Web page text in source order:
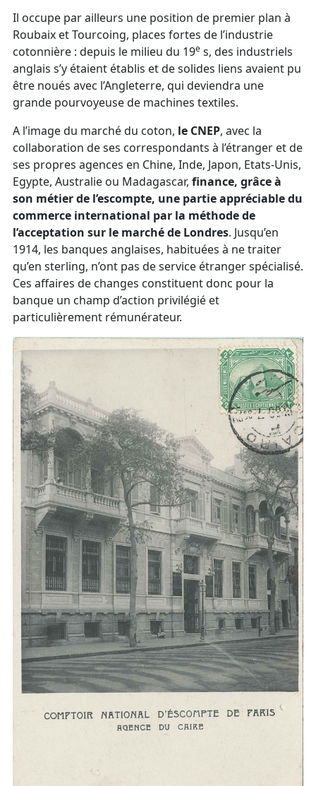
Il occupe par ailleurs une position de premier plan à
Roubaix et Tourcoing, places fortes de l’industrie
cotonnière : depuis le milieu du 19e s, des industriels
anglais s’y étaient établis et de solides liens avaient pu
être noués avec l’Angleterre, qui deviendra une
grande pourvoyeuse de machines textiles.
A l’image du marché du coton, le CNEP, avec la
collaboration de ses correspondants à l’étranger et de
ses propres agences en Chine, Inde, Japon, Etats-Unis,
Egypte, Australie ou Madagascar, finance, grâce à
son métier de l’escompte, une partie appréciable du
commerce international par la méthode de
l’acceptation sur le marché de Londres. Jusqu’en
1914, les banques anglaises, habituées à ne traiter
qu’en sterling, n’ont pas de service étranger spécialisé.
Ces affaires de changes constituent donc pour la
banque un champ d’action privilégié et
particulièrement rémunérateur.